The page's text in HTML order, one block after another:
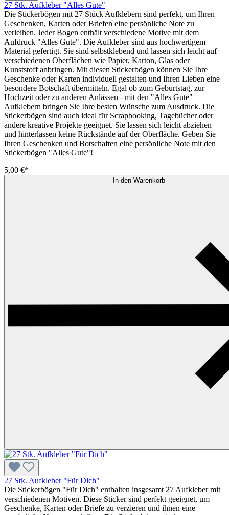
27 Stk. Aufkleber "Alles Gute"
Die Stickerbögen mit 27 Stück Aufklebern sind perfekt, um Ihren
Geschenken, Karten oder Briefen eine persönliche Note zu
verleihen. Jeder Bogen enthält verschiedene Motive mit dem
Aufdruck "Alles Gute". Die Aufkleber sind aus hochwertigem
Material gefertigt. Sie sind selbstklebend und lassen sich leicht auf
verschiedenen Oberflächen wie Papier, Karton, Glas oder
Kunststoff anbringen. Mit diesen Stickerbögen können Sie Ihre
Geschenke oder Karten individuell gestalten und Ihren Lieben eine
besondere Botschaft übermitteln. Egal ob zum Geburtstag, zur
Hochzeit oder zu anderen Anlässen - mit den "Alles Gute"
Aufklebern bringen Sie Ihre besten Wünsche zum Ausdruck. Die
Stickerbögen sind auch ideal für Scrapbooking, Tagebücher oder
andere kreative Projekte geeignet. Sie lassen sich leicht abziehen
und hinterlassen keine Rückstände auf der Oberfläche. Geben Sie
Ihren Geschenken und Botschaften eine persönliche Note mit den
Stickerbögen "Alles Gute"!
5,00 €*
In den Warenkorb
27 Stk. Aufkleber "Für Dich"
Die Stickerbögen "Für Dich" enthalten insgesamt 27 Aufkleber mit
verschiedenen Motiven. Diese Sticker sind perfekt geeignet, um
Geschenke, Karten oder Briefe zu verzieren und ihnen eine